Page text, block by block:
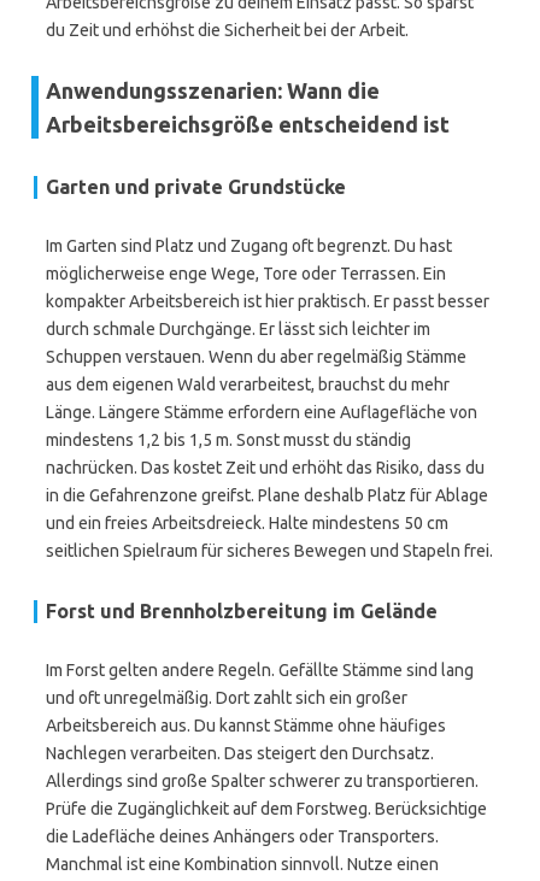
du Zeit und erhöhst die Sicherheit bei der Arbeit.
Anwendungsszenarien: Wann die
Arbeitsbereichsgröße entscheidend ist
Garten und private Grundstücke
Im Garten sind Platz und Zugang oft begrenzt. Du hast
möglicherweise enge Wege, Tore oder Terrassen. Ein
kompakter Arbeitsbereich ist hier praktisch. Er passt besser
durch schmale Durchgänge. Er lässt sich leichter im
Schuppen verstauen. Wenn du aber regelmäßig Stämme
aus dem eigenen Wald verarbeitest, brauchst du mehr
Länge. Längere Stämme erfordern eine Auflagefläche von
mindestens 1,2 bis 1,5 m. Sonst musst du ständig
nachrücken. Das kostet Zeit und erhöht das Risiko, dass du
in die Gefahrenzone greifst. Plane deshalb Platz für Ablage
und ein freies Arbeitsdreieck. Halte mindestens 50 cm
seitlichen Spielraum für sicheres Bewegen und Stapeln frei.
Forst und Brennholzbereitung im Gelände
Im Forst gelten andere Regeln. Gefällte Stämme sind lang
und oft unregelmäßig. Dort zahlt sich ein großer
Arbeitsbereich aus. Du kannst Stämme ohne häufiges
Nachlegen verarbeiten. Das steigert den Durchsatz.
Allerdings sind große Spalter schwerer zu transportieren.
Prüfe die Zugänglichkeit auf dem Forstweg. Berücksichtige
die Ladefläche deines Anhängers oder Transporters.
Manchmal ist eine Kombination sinnvoll. Nutze einen